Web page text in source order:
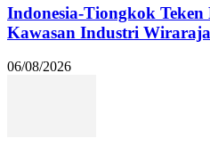
Indonesia-Tiongkok Teken
Kawasan Industri
06/08/2026